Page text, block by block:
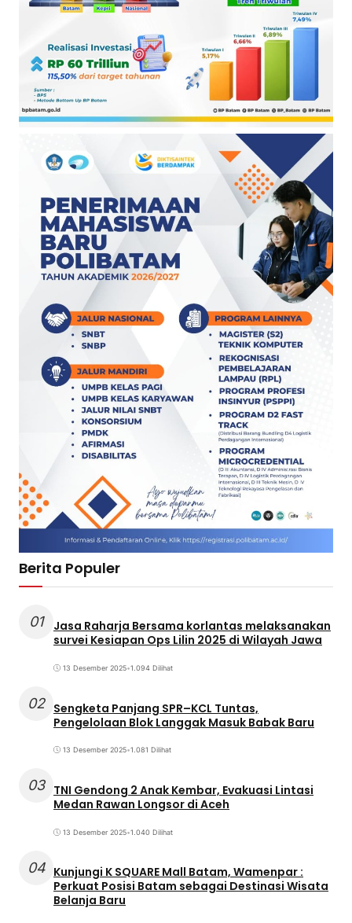
Berita Populer
01
Jasa Raharja Bersama korlantas melaksanakan
survei Kesiapan Ops Lilin 2025 di Wilayah Jawa
13 Desember 2025•1.094 Dilihat
02 Sengketa Panjang SPR–KCL Tuntas,
Pengelolaan Blok Langgak Masuk Babak Baru
13 Desember 2025•1.081 Dilihat
03 TNI Gendong 2 Anak Kembar, Evakuasi Lintasi
Medan Rawan Longsor di Aceh
13 Desember 2025•1.040 Dilihat
04 Kunjungi K SQUARE Mall Batam, Wamenpar :
Perkuat Posisi Batam sebagai Destinasi Wisata
Belanja Baru